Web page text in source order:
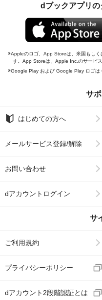
dブックアプリの
Appleのロゴ、App Storeは、米国もし
す。App Storeは、Apple Inc.のサービス
Google Play および Google Play ロゴは
サ
はじめての方へ
メールサービス登録/解除
お問い合わせ
dアカウントログイン
サ
ご利用規約
プライバシーポリシー
dアカウント2段階認証とは